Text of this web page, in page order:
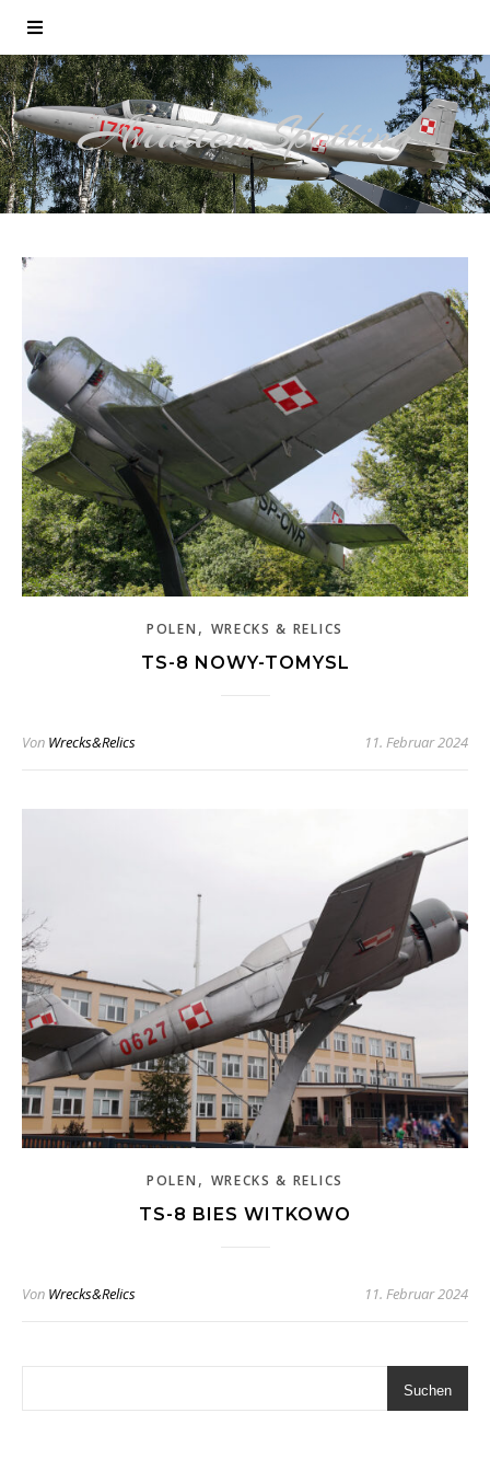
Aviation Spotting
POLEN , WRECKS & RELICS
TS-8 NOWY-TOMYSL
Von Wrecks&Relics 11. Februar 2024
POLEN , WRECKS & RELICS
TS-8 BIES WITKOWO
Von Wrecks&Relics 11. Februar 2024
Suchen